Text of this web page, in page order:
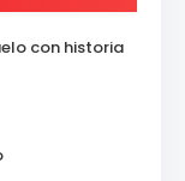
con historia